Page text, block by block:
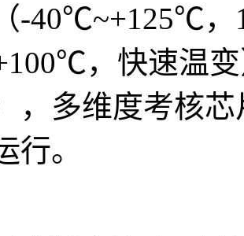
-40℃~+125℃，
，快速温
，多维度考核
行。